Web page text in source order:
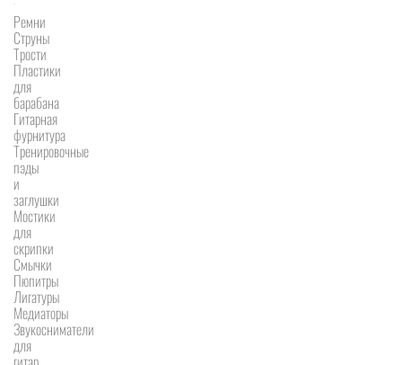
Ремни
Струны
Трости
Пластики
для
барабана
Гитарная
фурнитура
Тренировочные
пэды
и
заглушки
Мостики
для
скрипки
Смычки
Пюпитры
Лигатуры
Медиаторы
Звукосниматели
для